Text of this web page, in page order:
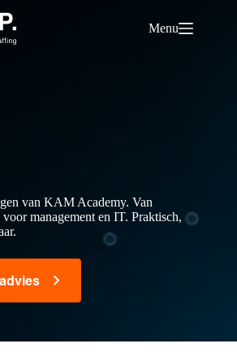
Menu
van KAM Academy. Van
management en IT. Praktisch,